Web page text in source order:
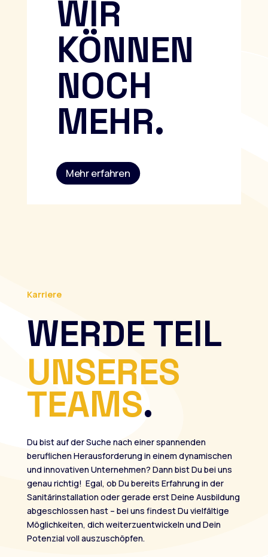
WIR
KÖNNEN
NOCH
MEHR.
Mehr erfahren
Karriere
WERDE TEIL
UNSERES
TEAMS.
Du bist auf der Suche nach einer spannenden
beruflichen Herausforderung in einem dynamischen
und innovativen Unternehmen? Dann bist Du bei uns
genau richtig! Egal, ob Du bereits Erfahrung in der
Sanitärinstallation oder gerade erst Deine Ausbildung
abgeschlossen hast – bei uns findest Du vielfältige
Möglichkeiten, dich weiterzuentwickeln und Dein
Potenzial voll auszuschöpfen.